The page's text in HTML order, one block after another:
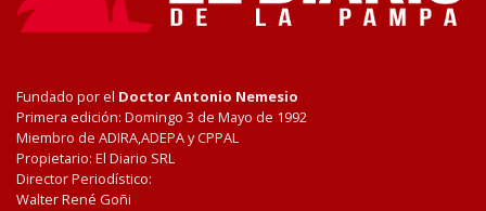
Fundado por el Doctor Antonio Nemesio
Primera edición: Domingo 3 de Mayo de 1992
Miembro de ADIRA,ADEPA y CPPAL
Propietario: El Diario SRL
Director Periodístico:
Walter René Goñi